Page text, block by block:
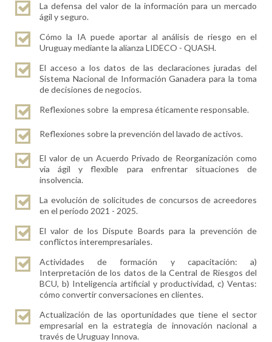
La defensa del valor de la información para un mercado
ágil y seguro.
Cómo la IA puede aportar al análisis de riesgo en el
Uruguay mediante la alianza LIDECO - QUASH.
El acceso a los datos de las declaraciones juradas del
Sistema Nacional de Información Ganadera para la toma
de decisiones de negocios.
Reflexiones sobre la empresa éticamente responsable.
Reflexiones sobre la prevención del lavado de activos.
El valor de un Acuerdo Privado de Reorganización como
via ágil y flexible para enfrentar situaciones de
insolvencia.
La evolución de solicitudes de concursos de acreedores
en el período 2021 - 2025.
El valor de los Dispute Boards para la prevención de
conflictos interempresariales.
Actividades de formación y capacitación: a)
Interpretación de los datos de la Central de Riesgos del
BCU, b) Inteligencia artificial y productividad, c) Ventas:
cómo convertir conversaciones en clientes.
Actualización de las oportunidades que tiene el sector
empresarial en la estrategia de innovación nacional a
través de Uruguay Innova.